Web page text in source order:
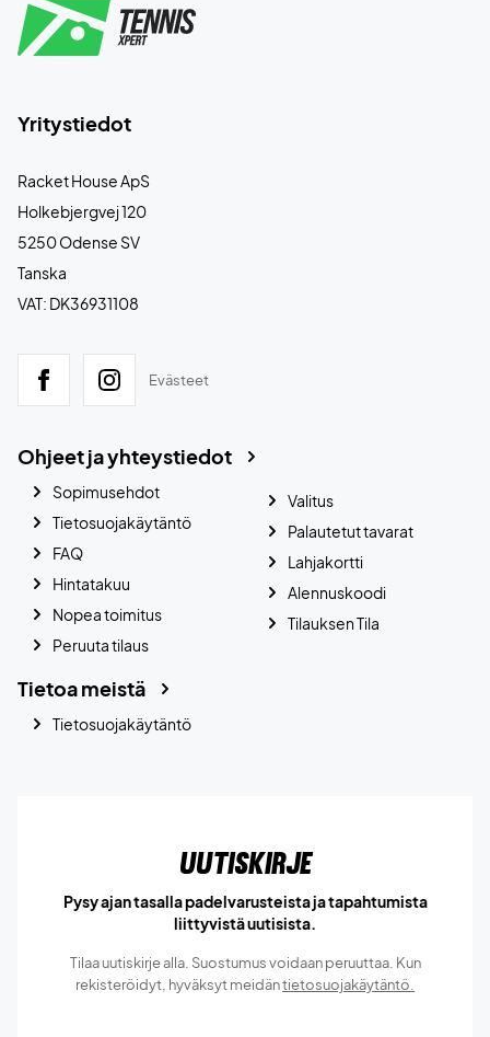
Yritystiedot
Racket House ApS
Holkebjergvej 120
5250 Odense SV
Tanska
VAT: DK36931108
Evästeet
Ohjeet ja yhteystiedot
Sopimusehdot
Tietosuojakäytäntö
FAQ
Hintatakuu
Nopea toimitus
Peruuta tilaus
Valitus
Palautetut tavarat
Lahjakortti
Alennuskoodi
Tilauksen Tila
Tietoa meistä
Tietosuojakäytäntö
Uutiskirje
Pysy ajan tasalla padelvarusteista ja tapahtumista
liittyvistä uutisista.
Tilaa uutiskirje alla. Suostumus voidaan peruuttaa. Kun
rekisteröidyt, hyväksyt meidäntietosuojakäytäntö.